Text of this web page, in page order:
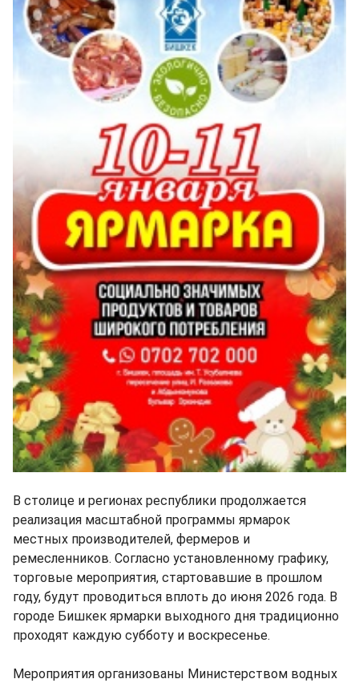
В столице и регионах республики продолжается
реализация масштабной программы ярмарок
местных производителей, фермеров и
ремесленников. Согласно установленному графику,
торговые мероприятия, стартовавшие в прошлом
году, будут проводиться вплоть до июня 2026 года. В
городе Бишкек ярмарки выходного дня традиционно
проходят каждую субботу и воскресенье.
Мероприятия организованы Министерством водных